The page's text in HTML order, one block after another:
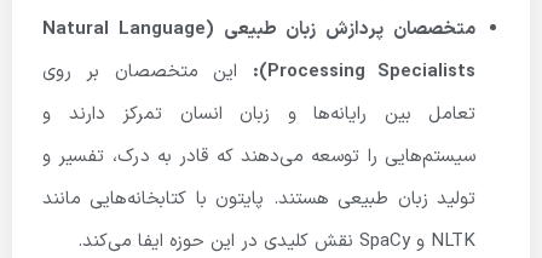
متخصصان پردازش زبان طبیعی (Natural Language
Processing Specialists):
این متخصصان بر روی
تعامل بین رایانه‌ها و زبان انسان تمرکز دارند و
سیستم‌هایی را توسعه می‌دهند که قادر به درک، تفسیر و
تولید زبان طبیعی هستند. پایتون با کتابخانه‌هایی مانند
NLTK و SpaCy نقش کلیدی در این حوزه ایفا می‌کند.